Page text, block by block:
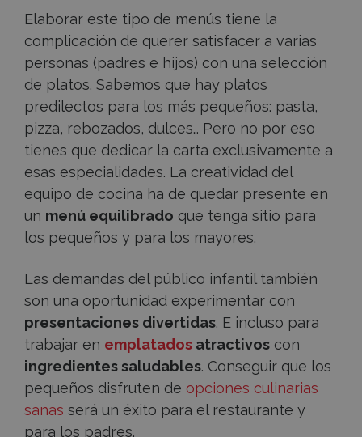
Elaborar este tipo de menús tiene la
complicación de querer satisfacer a varias
personas (padres e hijos) con una selección
de platos. Sabemos que hay platos
predilectos para los más pequeños: pasta,
pizza, rebozados, dulces… Pero no por eso
tienes que dedicar la carta exclusivamente a
esas especialidades. La creatividad del
equipo de cocina ha de quedar presente en
un menú equilibrado que tenga sitio para
los pequeños y para los mayores.
Las demandas del público infantil también
son una oportunidad experimentar con
presentaciones divertidas. E incluso para
trabajar en emplatados atractivos con
ingredientes saludables. Conseguir que los
pequeños disfruten de opciones culinarias
sanas será un éxito para el restaurante y
para los padres.